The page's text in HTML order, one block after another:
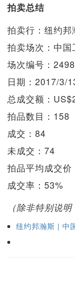
拍卖总结
拍卖行：纽约邦
拍卖场次：中
场次编号：
日期：2017/3/
总成交额：
拍品数目：158
成交：84
未成交：74
拍品平均成交
成交率：53%
（除非特别说
纽约邦瀚斯 | 中